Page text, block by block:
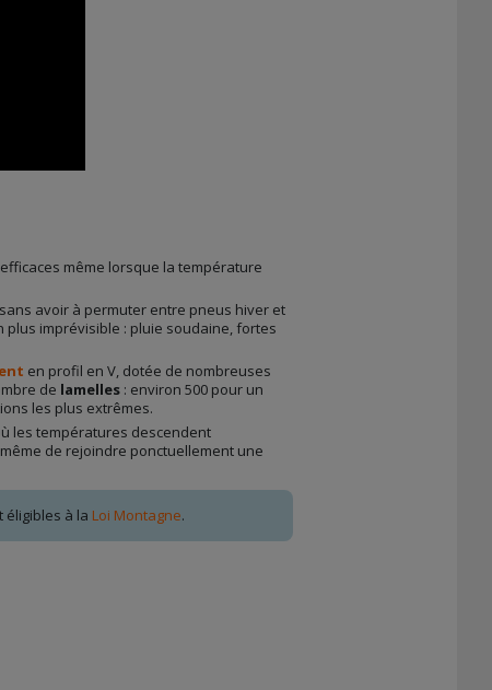
même lorsque la température
avoir à permuter entre pneus hiver et
imprévisible : pluie soudaine, fortes
en profil en V, dotée de nombreuses
de lamelles : environ 500 pour un
les plus extrêmes.
les températures descendent
de rejoindre ponctuellement une
éligibles à la Loi Montagne.